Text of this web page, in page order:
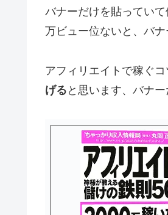
バナーだけを貼ってい
万ビュー位ないと、バ
アフィリエイトで稼ぐコ
げる と思います、バナ